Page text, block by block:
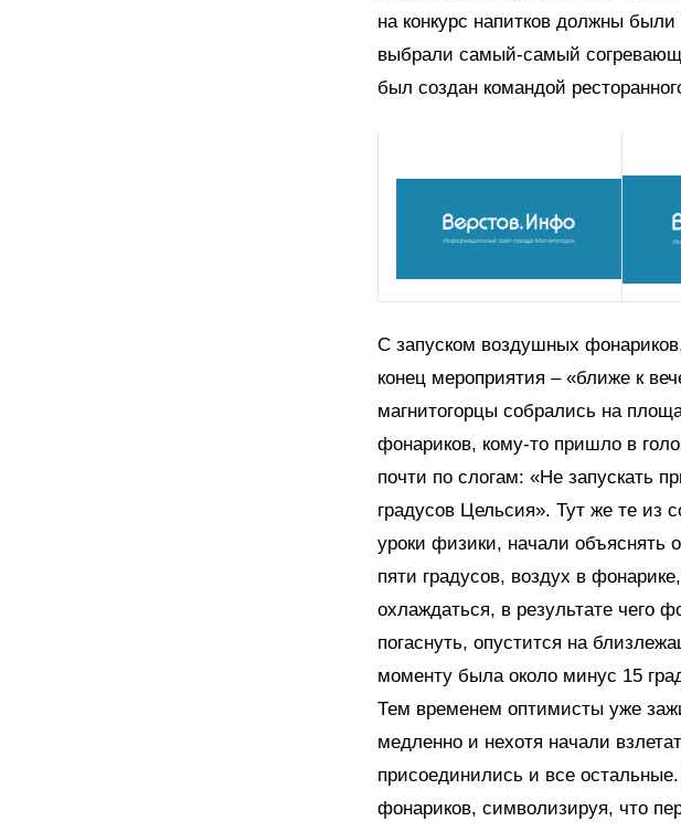
на конкурс напитков должны
выбрали самый-самый
был создан командой
С запуском воздушных
конец мероприятия – «ближе к
магнитогорцы собрались на
фонариков, кому-то пришло в
почти по слогам: «Не запускать
градусов Цельсия». Тут же те из
уроки физики, начали объяснять
пяти градусов, воздух в
охлаждаться, в результате чего
погаснуть, опустится на
моменту была около минус 15
Тем временем оптимисты уже
медленно и нехотя начали
присоединились и все
фонариков, символизируя, что